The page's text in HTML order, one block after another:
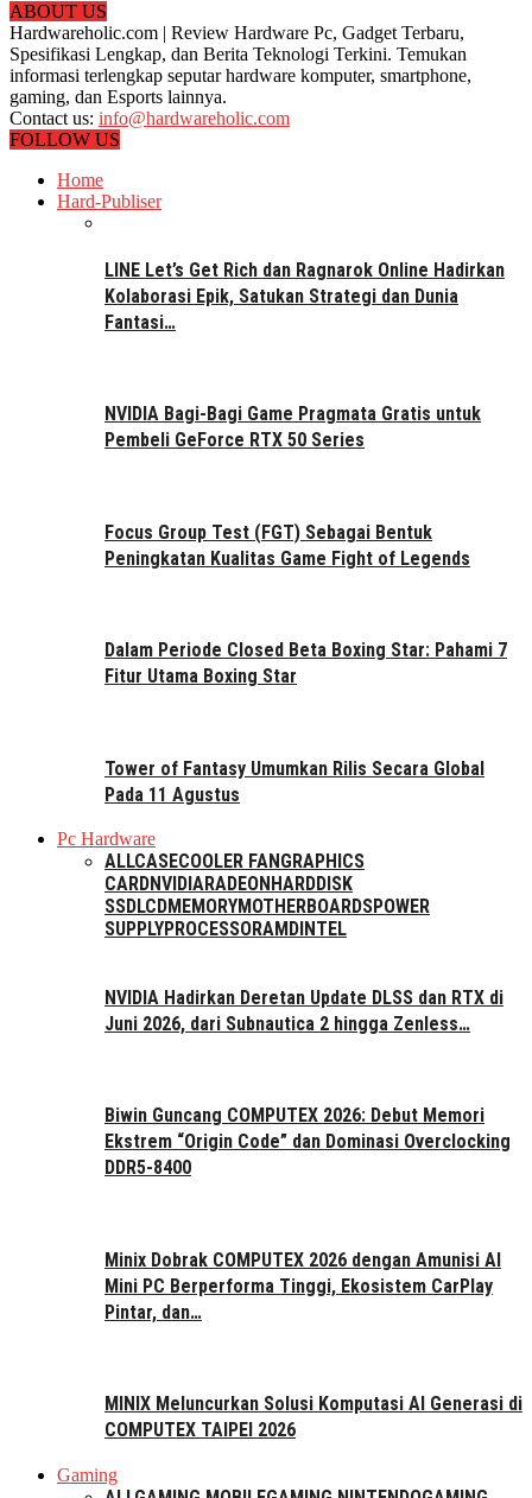
ABOUT US
Hardwareholic.com | Review Hardware Pc, Gadget Terbaru,
Spesifikasi Lengkap, dan Berita Teknologi Terkini. Temukan
informasi terlengkap seputar hardware komputer, smartphone,
gaming, dan Esports lainnya.
Contact us: info@hardwareholic.com
FOLLOW US
Home
Hard-Publiser
LINE Let’s Get Rich dan Ragnarok Online Hadirkan
Kolaborasi Epik, Satukan Strategi dan Dunia
Fantasi…
NVIDIA Bagi-Bagi Game Pragmata Gratis untuk
Pembeli GeForce RTX 50 Series
Focus Group Test (FGT) Sebagai Bentuk
Peningkatan Kualitas Game Fight of Legends
Dalam Periode Closed Beta Boxing Star: Pahami 7
Fitur Utama Boxing Star
Tower of Fantasy Umumkan Rilis Secara Global
Pada 11 Agustus
Pc Hardware
ALLCASECOOLER FAN GRAPHICS
CARDNVIDIARADEON HARDDISK
SSDLCDMEMORYMOTHERBOARDSPOWER
SUPPLYPROCESSORAMD INTEL
NVIDIA Hadirkan Deretan Update DLSS dan RTX di
Juni 2026, dari Subnautica 2 hingga Zenless…
Biwin Guncang COMPUTEX 2026: Debut Memori
Ekstrem “Origin Code” dan Dominasi Overclocking
DDR5-8400
Minix Dobrak COMPUTEX 2026 dengan Amunisi AI
Mini PC Berperforma Tinggi, Ekosistem CarPlay
Pintar, dan…
MINIX Meluncurkan Solusi Komputasi AI Generasi di
COMPUTEX TAIPEI 2026
Gaming